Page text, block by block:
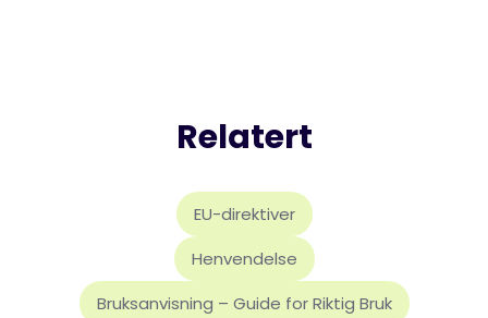
Relatert
EU-direktiver
Henvendelse
Bruksanvisning – Guide for Riktig Bruk